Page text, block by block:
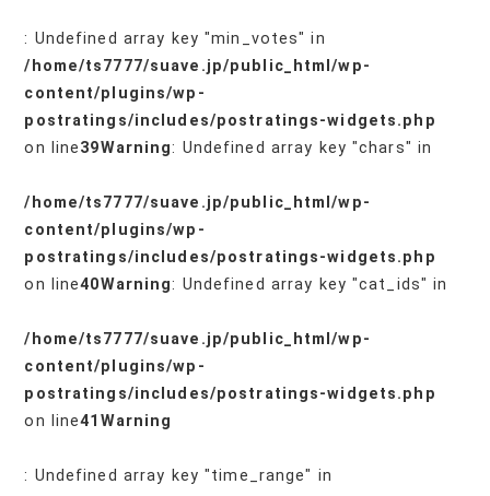
: Undefined array key "min_votes" in
/home/ts7777/suave.jp/public_html/wp-
content/plugins/wp-
postratings/includes/postratings-widgets.php
on line39Warning: Undefined array key "chars" in
/home/ts7777/suave.jp/public_html/wp-
content/plugins/wp-
postratings/includes/postratings-widgets.php
on line40Warning: Undefined array key "cat_ids" in
/home/ts7777/suave.jp/public_html/wp-
content/plugins/wp-
postratings/includes/postratings-widgets.php
on line41 Warning
: Undefined array key "time_range" in